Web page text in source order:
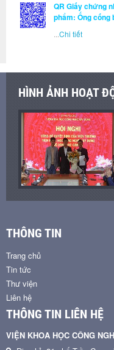
QR Giấy chứng
phẩm: Ống
Chi tiết
HÌNH ẢNH HOẠT
THÔNG TIN
Trang chủ
Tin tức
Thư viện
Liên hệ
THÔNG TIN LIÊN HỆ
VIỆN KHOA HỌC CÔNG